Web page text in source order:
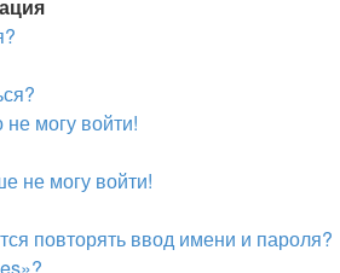
не могу войти!
не могу войти!
повторять ввод имени и пароля?